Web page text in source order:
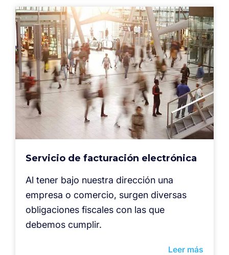
Servicio de facturación electrónica
Al tener bajo nuestra dirección una
empresa o comercio, surgen diversas
obligaciones fiscales con las que
debemos cumplir.
Leer más